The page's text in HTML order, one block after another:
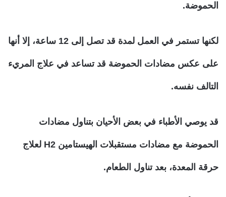
الحموضة.
لكنها تستمر في العمل لمدة قد تصل إلى 12 ساعة، إلا أنها
على عكس مضادات الحموضة قد تساعد في علاج المريء
التالف نفسه.
قد يوصي الأطباء في بعض الأحيان بتناول مضادات
الحموضة مع مضادات مستقبلات الهيستامين H2 لعلاج
حرقة المعدة، بعد تناول الطعام.